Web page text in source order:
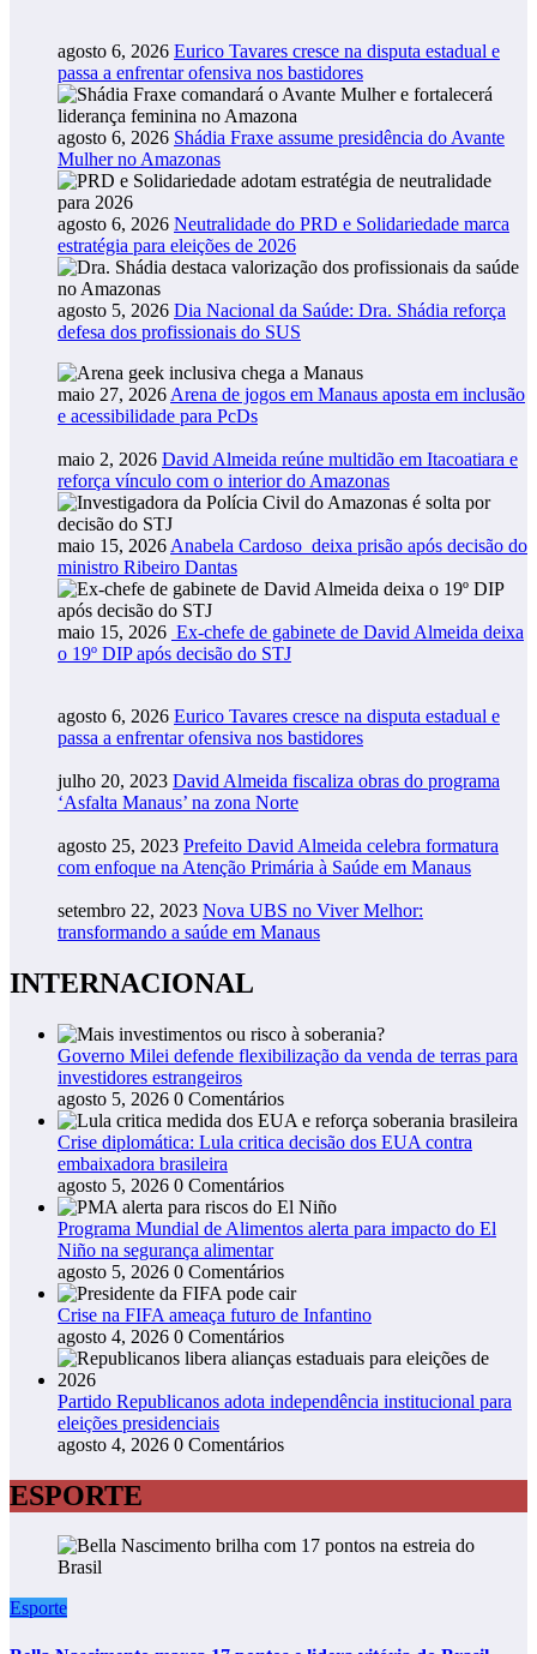
agosto 6, 2026 Eurico Tavares cresce na disputa estadual e
passa a enfrentar ofensiva nos bastidores
agosto 6, 2026 Shádia Fraxe assume presidência do Avante
Mulher no Amazonas
agosto 6, 2026 Neutralidade do PRD e Solidariedade marca
estratégia para eleições de 2026
agosto 5, 2026 Dia Nacional da Saúde: Dra. Shádia reforça
defesa dos profissionais do SUS
maio 27, 2026 Arena de jogos em Manaus aposta em inclusão
e acessibilidade para PcDs
maio 2, 2026 David Almeida reúne multidão em Itacoatiara e
reforça vínculo com o interior do Amazonas
maio 15, 2026 Anabela Cardoso deixa prisão após decisão do
ministro Ribeiro Dantas
maio 15, 2026 Ex-chefe de gabinete de David Almeida deixa
o 19º DIP após decisão do STJ
agosto 6, 2026 Eurico Tavares cresce na disputa estadual e
passa a enfrentar ofensiva nos bastidores
julho 20, 2023 David Almeida fiscaliza obras do programa
‘Asfalta Manaus’ na zona Norte
agosto 25, 2023 Prefeito David Almeida celebra formatura
com enfoque na Atenção Primária à Saúde em Manaus
setembro 22, 2023 Nova UBS no Viver Melhor:
transformando a saúde em Manaus
INTERNACIONAL
Governo Milei defende flexibilização da venda de terras para
investidores estrangeiros
agosto 5, 2026 0 Comentários
Crise diplomática: Lula critica decisão dos EUA contra
embaixadora brasileira
agosto 5, 2026 0 Comentários
Programa Mundial de Alimentos alerta para impacto do El
Niño na segurança alimentar
agosto 5, 2026 0 Comentários
Crise na FIFA ameaça futuro de Infantino
agosto 4, 2026 0 Comentários
Partido Republicanos adota independência institucional para
eleições presidenciais
agosto 4, 2026 0 Comentários
ESPORTE
Esporte